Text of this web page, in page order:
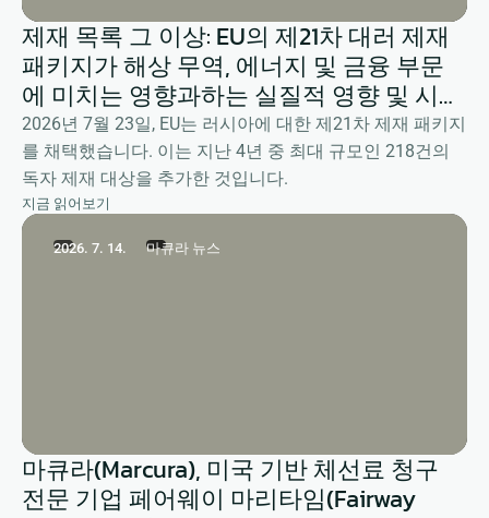
제재 목록 그 이상: EU의 제21차 대러 제재
패키지가 해상 무역, 에너지 및 금융 부문
에 미치는 영향과하는 실질적 영향 및 시사
점
2026년 7월 23일, EU는 러시아에 대한 제21차 제재 패키지
를 채택했습니다. 이는 지난 4년 중 최대 규모인 218건의
독자 제재 대상을 추가한 것입니다.
지금 읽어보기
2026. 7. 14. 마큐라 뉴스
마큐라(Marcura), 미국 기반 체선료 청구
전문 기업 페어웨이 마리타임(Fairway